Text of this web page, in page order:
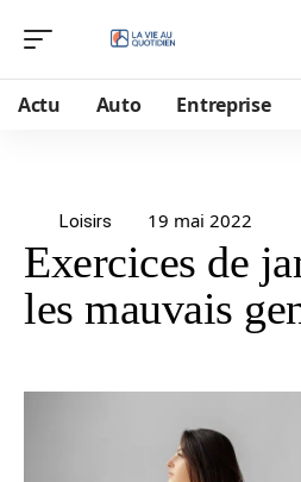
Actu Auto Entreprise
Loisirs 19 mai 2022
Exercices de
les mauvais